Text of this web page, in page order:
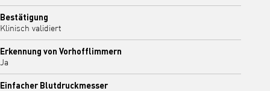
Bestätigung
Klinisch validiert
Erkennung von Vorhofflimmern
Ja
Einfacher Blutdruckmesser